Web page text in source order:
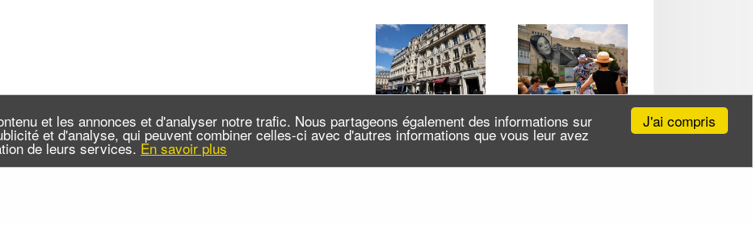
J'ai compris
et les annonces et d'analyser notre trafic. Nous partageons également des informations sur
et d'analyse, qui peuvent combiner celles-ci avec d'autres informations que vous leur avez
de leurs services. En savoir plus
temps de Napoléon III
Les multiples facettes
du canal de l'Ourcq